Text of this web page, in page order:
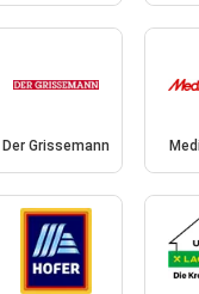
Der Grissemann